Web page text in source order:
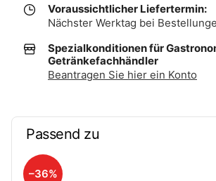
Voraussichtlicher Liefertermin:
Nächster Werktag bei
Spezialkonditionen für
Getränkefachhändler
Beantragen Sie hier ein Konto
Passend zu
–36%